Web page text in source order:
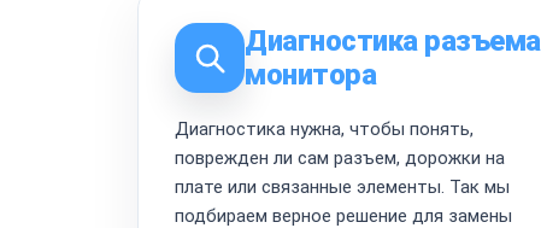
Диагностика разъема
монитора
Диагностика нужна, чтобы понять,
поврежден ли сам разъем, дорожки на
плате или связанные элементы. Так мы
подбираем верное решение для замены